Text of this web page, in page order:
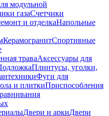
модульной
газаСчетчики
и отделкаНапольные
КерамогранитСпортивные
траваАксессуары для
Плинтусы, уголки,
Фуги для
и плиткиПриспособления
Двери и аркиДвери